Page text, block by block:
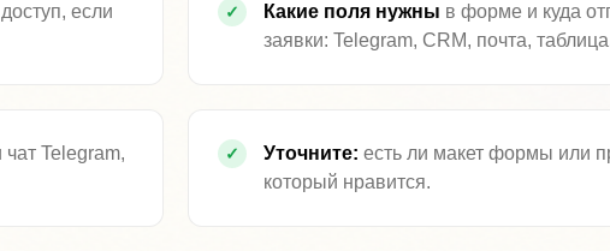
если
Какие поля нужны в форме и куда
заявки: Telegram, CRM, почта,
чат Telegram,
Уточните: есть ли макет формы или
который нравится.